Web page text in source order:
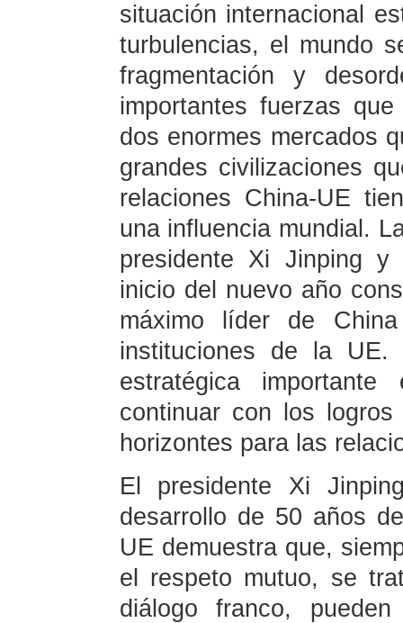
situación internacional
turbulencias, el mundo
fragmentación y
importantes fuerzas
dos enormes mercados
grandes civilizaciones
relaciones China-UE
una influencia mundial.
presidente Xi Jinping
inicio del nuevo año
máximo líder de
instituciones de la
estratégica
continuar con los
horizontes para las
El presidente Xi
desarrollo de 50 años
UE demuestra que,
el respeto mutuo, se
diálogo franco,